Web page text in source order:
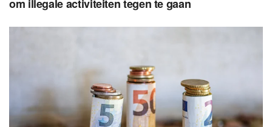
om illegale activiteiten tegen te gaan